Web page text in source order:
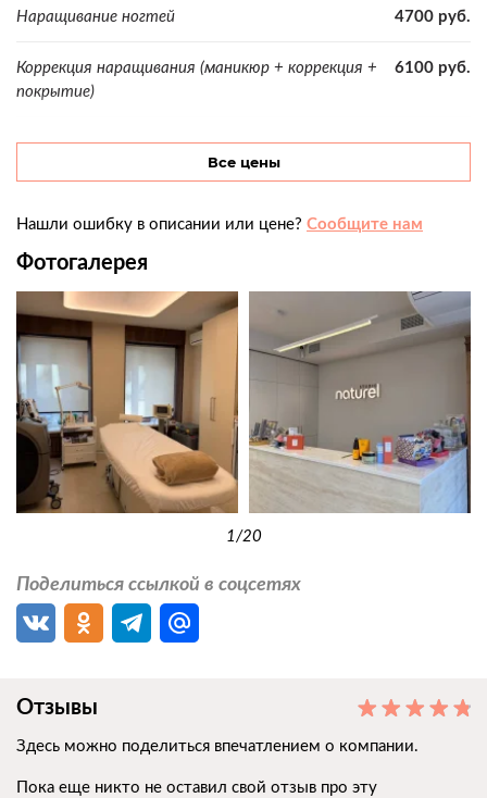
Наращивание ногтей 4700 руб.
Коррекция наращивания (маникюр + коррекция +
покрытие)
6100 руб.
Все цены
Нашли ошибку в описании или цене? Сообщите нам
Фотогалерея
1/20
Поделиться ссылкой в соцсетях
Отзывы
Здесь можно поделиться впечатлением о компании.
Пока еще никто не оставил свой отзыв про эту